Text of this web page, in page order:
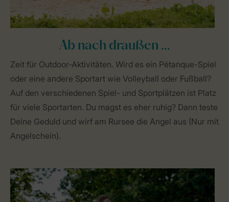
Ab nach draußen ...
Zeit für Outdoor-Aktivitäten. Wird es ein Pétanque-Spiel
oder eine andere Sportart wie Volleyball oder Fußball?
Auf den verschiedenen Spiel- und Sportplätzen ist Platz
für viele Sportarten. Du magst es eher ruhig? Dann teste
Deine Geduld und wirf am Rursee die Angel aus (Nur mit
Angelschein).